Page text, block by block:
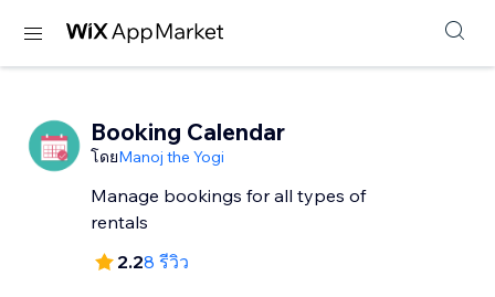
Booking Calendar
โดยManoj the Yogi
Manage bookings for all types of
rentals
2.28 รีวิว